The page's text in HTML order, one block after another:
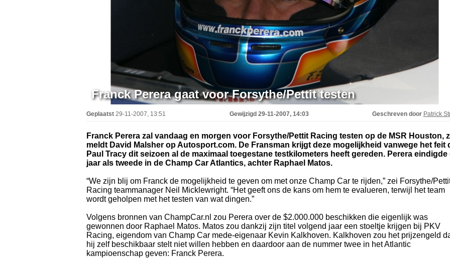
Franck Perera gaat voor Forsythe/Pettit testen
Geplaatst 29-11-2007, 13:51 Gewijzigd 29-11-2007, 14:03 Geschreven door Patrick
Franck Perera zal vandaag en morgen voor Forsythe/Pettit Racing testen op de MSR Houston,
meldt David Malsher op Autosport.com. De Fransman krijgt deze mogelijkheid vanwege het feit
Paul Tracy dit seizoen al de maximaal toegestane testkilometers heeft gereden. Perera eindigde
jaar als tweede in de Champ Car Atlantics, achter Raphael Matos.
“We zijn blij om Franck de mogelijkheid te geven om met onze Champ Car te rijden,” zei Forsythe/
Racing teammanager Neil Micklewright. “Het geeft ons de kans om hem te evalueren, terwijl het team
wordt geholpen met het testen van wat dingen.”
Volgens bronnen van ChampCar.nl zou Perera over de $2.000.000 beschikken die eigenlijk was
gewonnen door Raphael Matos. Matos zou dankzij zijn titel volgend jaar een stoeltje krijgen bij PKV
Racing, eigendom van Champ Car mede-eigenaar Kevin Kalkhoven. Kalkhoven zou het prijzengeld
hij zelf beschikbaar stelt niet willen hebben en daardoor aan de nummer twee in het Atlantic
kampioenschap geven: Franck Perera.